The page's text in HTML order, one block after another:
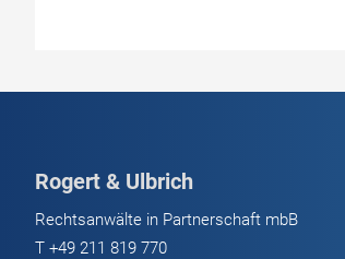
5-
Rogert & Ulbrich
Rechtsanwälte in Partnerschaft mbB
T +49 211 819 770